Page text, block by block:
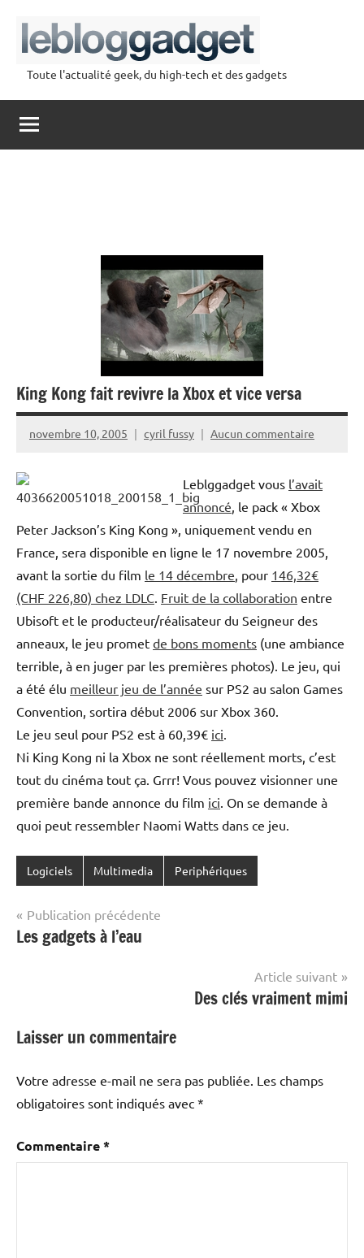
contenu
lebloggadget
Toute l'actualité geek, du high-tech et des gadgets
King Kong fait revivre la Xbox et vice versa
novembre 10, 2005 cyril fussy Aucun commentaire
Leblggadget vous l’avait
annoncé , le pack « Xbox
Peter Jackson’s King Kong », uniquement vendu en
France, sera disponible en ligne le 17 novembre 2005,
avant la sortie du film le 14 décembre , pour 146,32€
(CHF 226,80) chez LDLC Fruit de la collaboration entre
Ubisoft et le producteur/réalisateur du Seigneur des
anneaux, le jeu promet de bons moments (une ambiance
terrible, à en juger par les premières photos). Le jeu, qui
a été élu meilleur jeu de l’année sur PS2 au salon Games
Convention, sortira début 2006 sur Xbox 360.
Le jeu seul pour PS2 est à 60,39€ ici
Ni King Kong ni la Xbox ne sont réellement morts, c’est
tout du cinéma tout ça. Grrr! Vous pouvez visionner une
première bande annonce du film ici . On se demande à
quoi peut ressembler Naomi Watts dans ce jeu.
Logiciels Multimedia Periphériques
Navigation
de
Publication précédente
Les gadgets à l’eau
Article suivant
Des clés vraiment mimi
Laisser un commentaire
Votre adresse e-mail ne sera pas publiée. Les champs
obligatoires sont indiqués avec *
Commentaire*